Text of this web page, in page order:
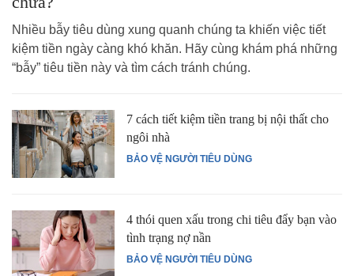
Nhiều bẫy tiêu dùng xung quanh chúng ta khiến việc tiết
kiệm tiền ngày càng khó khăn. Hãy cùng khám phá những
“bẫy” tiêu tiền này và tìm cách tránh chúng.
BẢO VỆ NGƯỜI TIÊU DÙNG
7 cách tiết kiệm tiền trang bị nội thất cho
ngôi nhà
BẢO VỆ NGƯỜI TIÊU DÙNG
4 thói quen xấu trong chi tiêu đẩy bạn vào
tình trạng nợ nần